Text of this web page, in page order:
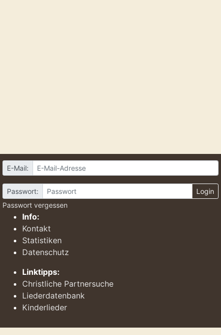
E-Mail:
Passwort:
Login
Passwort vergessen
Info:
Kontakt
Statistiken
Datenschutz
Linktipps:
Christliche Partnersuche
Liederdatenbank
Kinderlieder